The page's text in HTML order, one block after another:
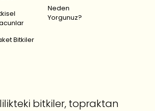
Bitkiler
Neden
Yorgunuz?
bitkiler, topraktan